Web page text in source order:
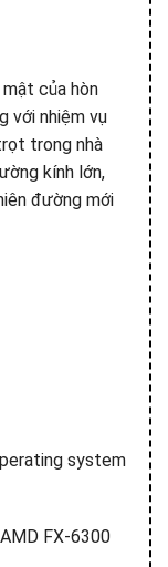
của hòn
với nhiệm vụ
trong nhà
kính lớn,
đường mới
system
FX-6300